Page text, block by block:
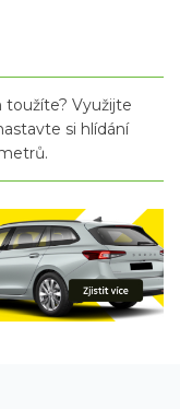
toužíte? Využijte
si hlídání